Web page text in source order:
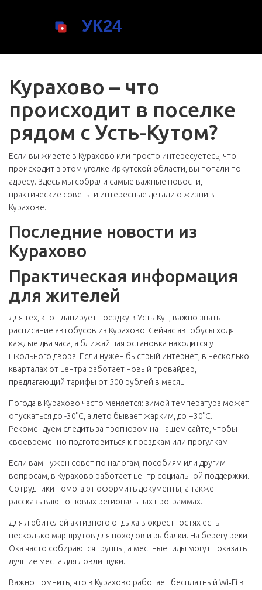
Курахово – что
происходит в поселке
рядом с Усть-Кутом?
Если вы живёте в Курахово или просто интересуетесь, что
происходит в этом уголке Иркутской области, вы попали по
адресу. Здесь мы собрали самые важные новости,
практические советы и интересные детали о жизни в
Курахове.
Последние новости из
Курахово
Практическая информация
для жителей
Для тех, кто планирует поездку в Усть-Кут, важно знать
расписание автобусов из Курахово. Сейчас автобусы ходят
каждые два часа, а ближайшая остановка находится у
школьного двора. Если нужен быстрый интернет, в несколько
кварталах от центра работает новый провайдер,
предлагающий тарифы от 500 рублей в месяц.
Погода в Курахово часто меняется: зимой температура может
опускаться до -30°C, а лето бывает жарким, до +30°C.
Рекомендуем следить за прогнозом на нашем сайте, чтобы
своевременно подготовиться к поездкам или прогулкам.
Если вам нужен совет по налогам, пособиям или другим
вопросам, в Курахово работает центр социальной поддержки.
Сотрудники помогают оформить документы, а также
рассказывают о новых региональных программах.
Для любителей активного отдыха в окрестностях есть
несколько маршрутов для походов и рыбалки. На берегу реки
Ока часто собираются группы, а местные гиды могут показать
лучшие места для ловли щуки.
Важно помнить, что в Курахово работает бесплатный Wi‑Fi в